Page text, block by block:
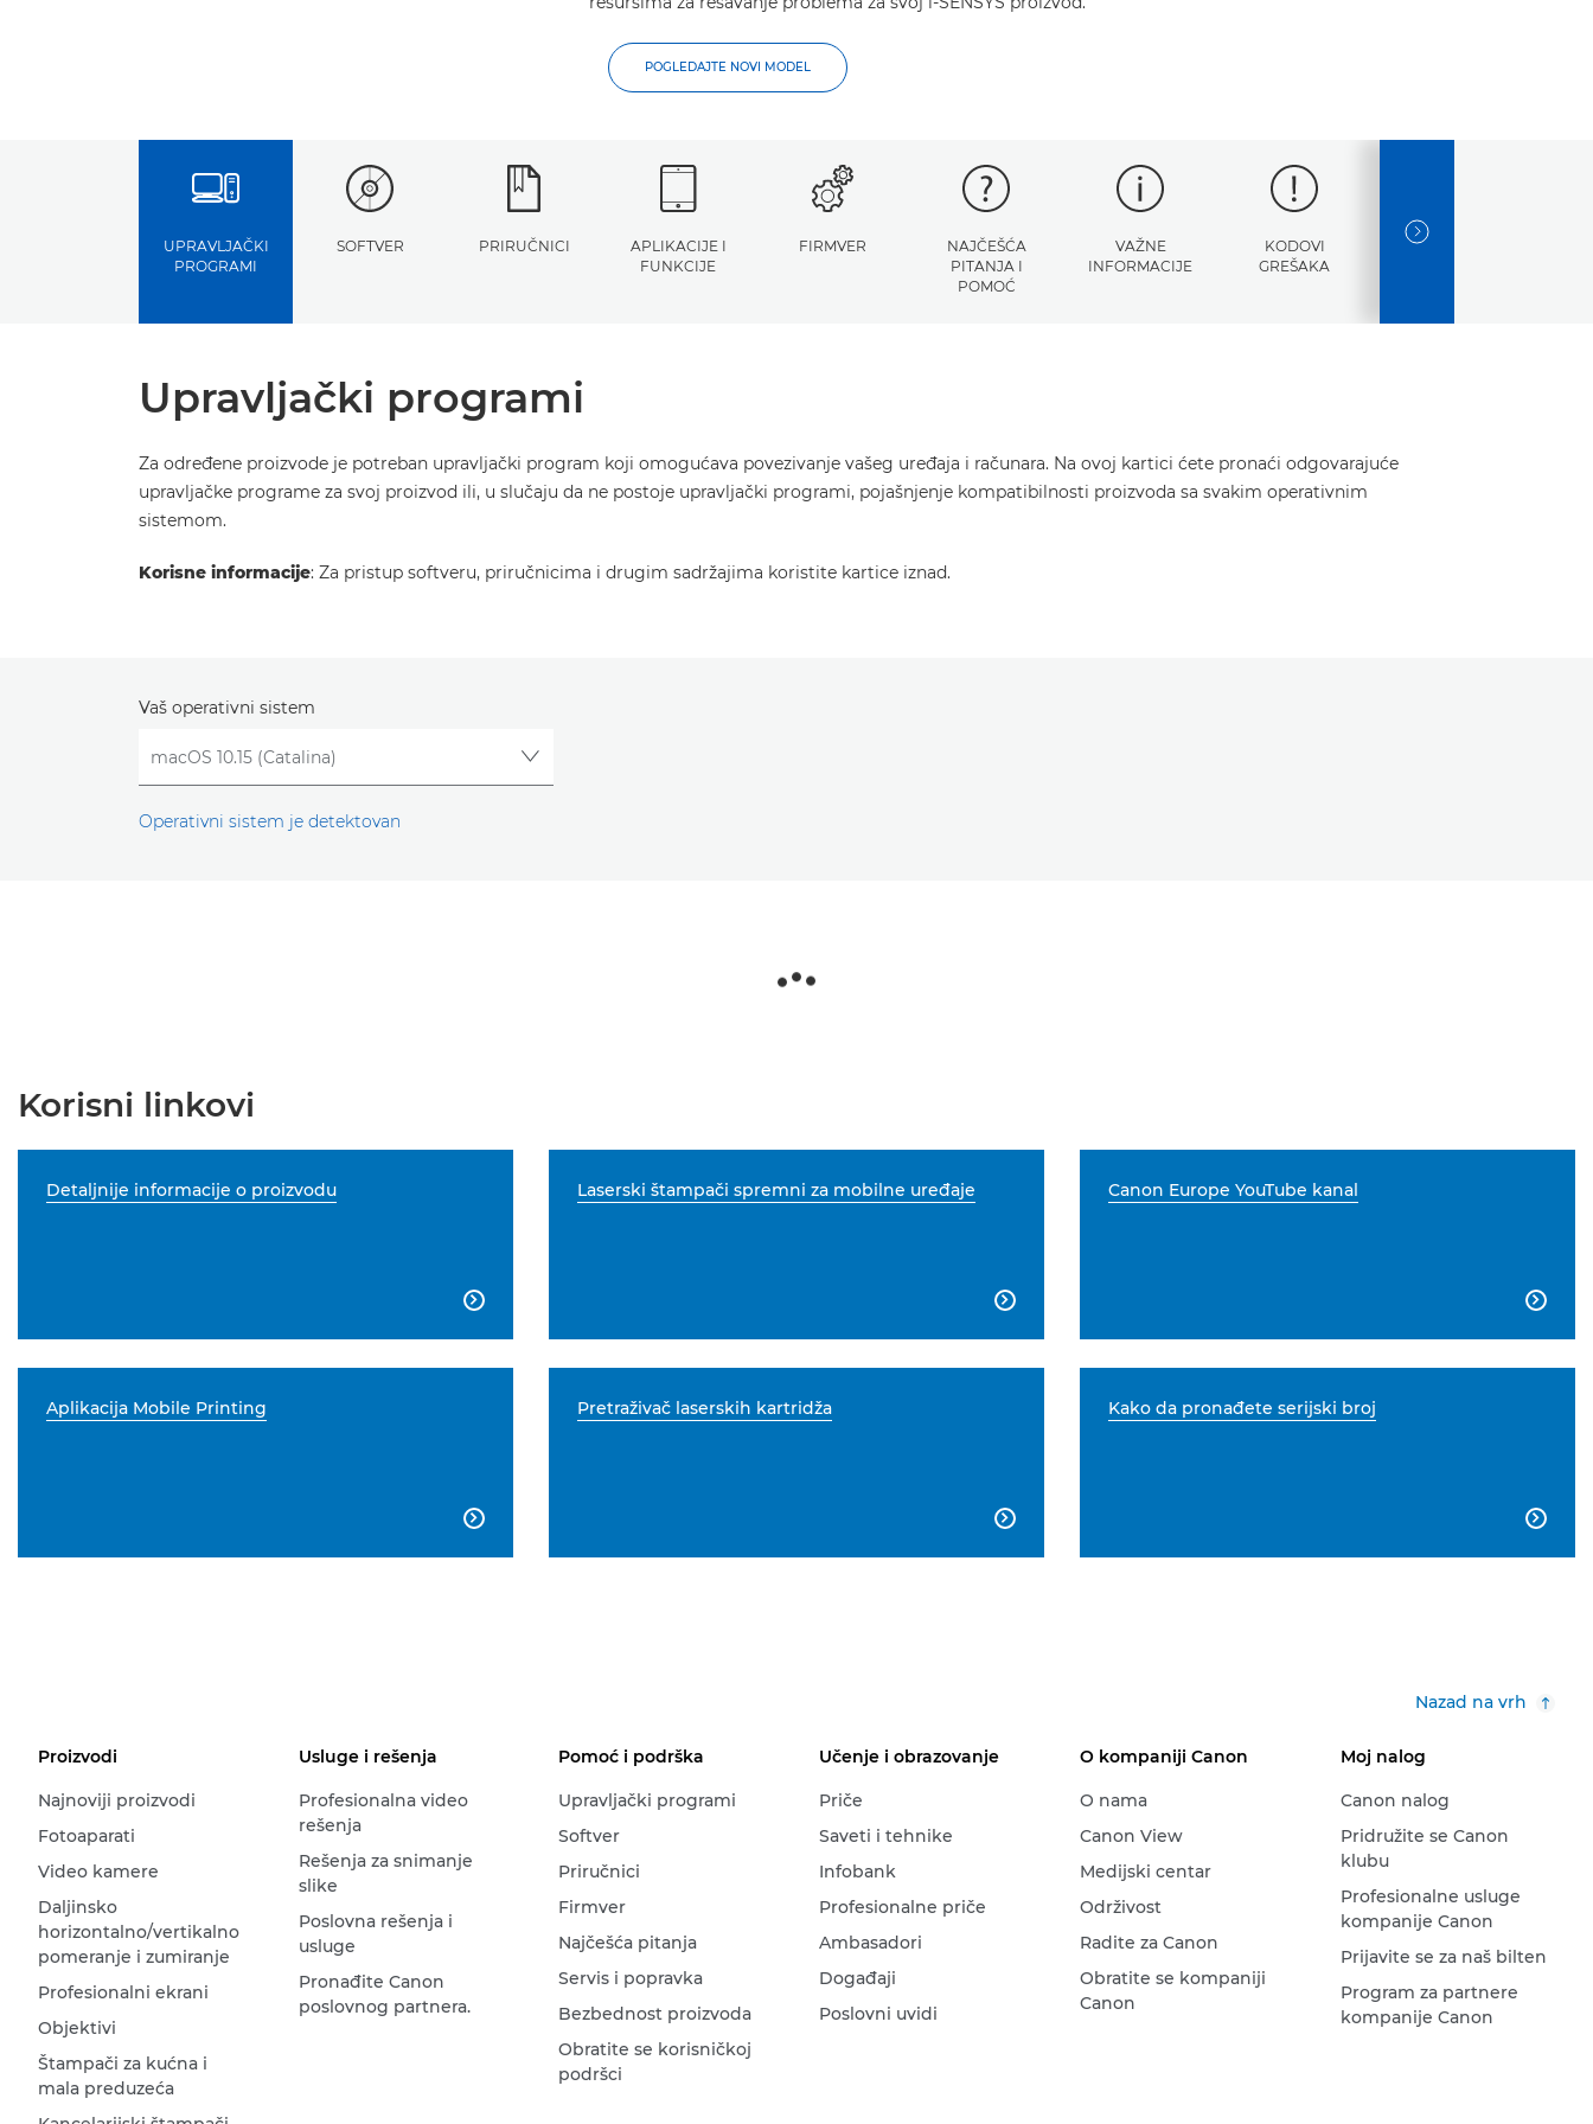
POGLEDAJTE NOVI MODEL
UPRAVLJAČKI
PROGRAMI
SOFTVER PRIRUČNICI
APLIKACIJE I
FUNKCIJE
FIRMVER
NAJČEŠĆA
PITANJA I
POMOĆ
VAŽNE
INFORMACIJE
KODOVI
GREŠAKA
SPECIFIKACIJE
NEXT SLIDE
Upravljački programi
Za određene proizvode je potreban upravljački program koji omogućava povezivanje vašeg uređaja i računara. Na ovoj kartici ćete pronaći odgovarajuće
upravljačke programe za svoj proizvod ili, u slučaju da ne postoje upravljački programi, pojašnjenje kompatibilnosti proizvoda sa svakim operativnim
sistemom.
Korisne informacije: Za pristup softveru, priručnicima i drugim sadržajima koristite kartice iznad.
Vaš operativni sistem
Operativni sistem je detektovan
Korisni linkovi
Detaljnije informacije o proizvodu

Laserski štampači spremni za mobilne uređaje

Canon Europe YouTube kanal

Aplikacija Mobile Printing

Pretraživač laserskih kartridža

Kako da pronađete serijski broj

Nazad na vrh
Proizvodi
Najnoviji proizvodi
Fotoaparati
Video kamere
Daljinsko
horizontalno/vertikalno
pomeranje i zumiranje
Profesionalni ekrani
Objektivi
Štampači za kućna i
mala preduzeća
Usluge i rešenja
Profesionalna video
rešenja
Rešenja za snimanje
slike
Poslovna rešenja i
usluge
Pronađite Canon
poslovnog partnera.
Pomoć i podrška
Upravljački programi
Softver
Priručnici
Firmver
Najčešća pitanja
Servis i popravka
Bezbednost proizvoda
Obratite se korisničkoj
podršci
Učenje i obrazovanje
Priče
Saveti i tehnike
Infobank
Profesionalne priče
Ambasadori
Događaji
Poslovni uvidi
O kompaniji Canon
O nama
Canon View
Medijski centar
Održivost
Radite za Canon
Obratite se kompaniji
Canon
Moj nalog
Canon nalog
Pridružite se Canon
klubu
Profesionalne usluge
kompanije Canon
Prijavite se za naš bilten
Program za partnere
kompanije Canon